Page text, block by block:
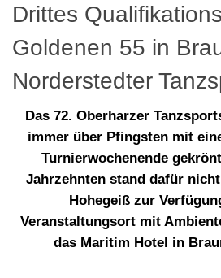
Drittes
Goldenen 55 in
Norderstedter
Das 72. Oberharzer
immer über Pfingsten mit
Turnierwochenende
Jahrzehnten stand dafür
Hohegeiß zur
Veranstaltungsort mit
das Maritim Hotel in